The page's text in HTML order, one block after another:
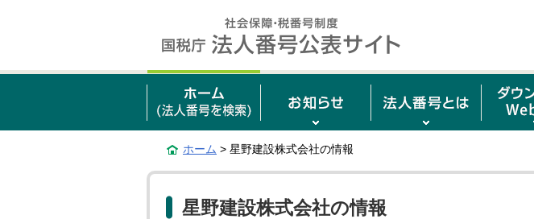
ホーム > 星野建設株式会社の情報
星野建設株式会社の情報